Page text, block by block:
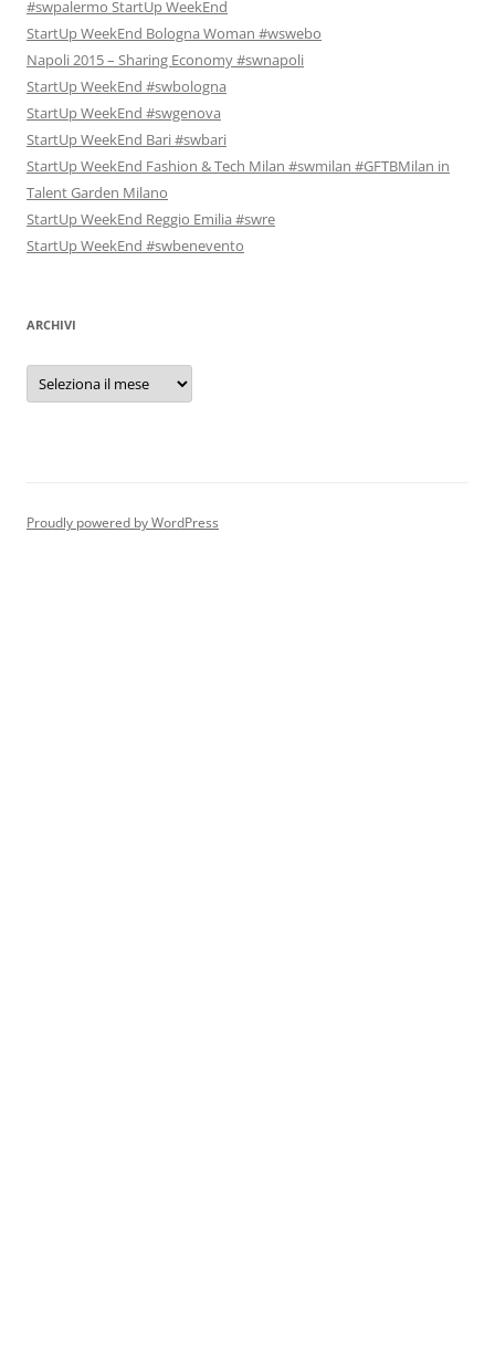
#swpalermo StartUp WeekEnd
StartUp WeekEnd Bologna Woman #wswebo
Napoli 2015 – Sharing Economy #swnapoli
StartUp WeekEnd #swbologna
StartUp WeekEnd #swgenova
StartUp WeekEnd Bari #swbari
StartUp WeekEnd Fashion & Tech Milan #swmilan #GFTBMilan in
Talent Garden Milano
StartUp WeekEnd Reggio Emilia #swre
StartUp WeekEnd #swbenevento
ARCHIVI
Archivi
Proudly powered by WordPress